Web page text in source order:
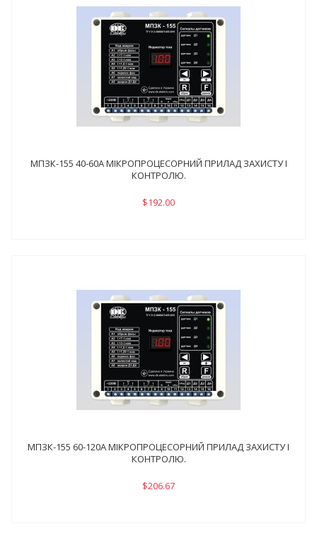
МПЗК-155 40-60А МІКРОПРОЦЕСОРНИЙ ПРИЛАД ЗАХИСТУ І
КОНТРОЛЮ.
$192.00
МПЗК-155 60-120А МІКРОПРОЦЕСОРНИЙ ПРИЛАД ЗАХИСТУ І
КОНТРОЛЮ.
$206.67